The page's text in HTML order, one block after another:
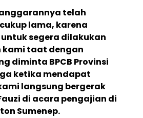
telah
lama, karena
segera dilakukan
kami taat dengan
diminta BPCB Provinsi
ketika mendapat
langsung bergerak
di acara pengajian di
Sumenep.